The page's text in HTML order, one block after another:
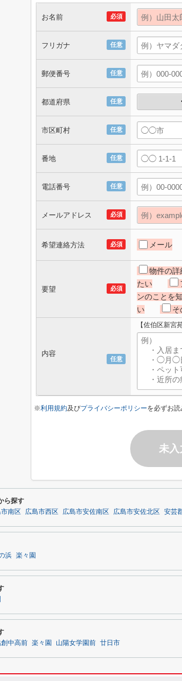
必須
お名前
任意
フリガナ
任意
郵便番号
任意
都道府県
任意
市区町村
任意
番地
任意
電話番号
必須
メールアドレス
必須
希望連絡方法 メール
必須
要望
物件の詳
たい
ンのことを
い
そ
任意
内容
【佐伯区新宮
※利用規約及びプライバシーポリシーを必ずお
未
ら探す
南区 広島市西区 広島市安佐南区 広島市安佐北区 安芸
浜 楽々園
中高前 楽々園 山陽女学園前 廿日市